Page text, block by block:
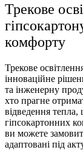
Трекове
комфорту
Трекове
інноваційне
та інженерну
хто прагне
відведення
гіпсокартонних
ви можете
адаптовані під